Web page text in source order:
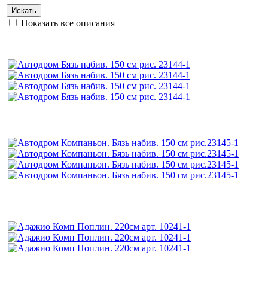
Искать
Показать все описания